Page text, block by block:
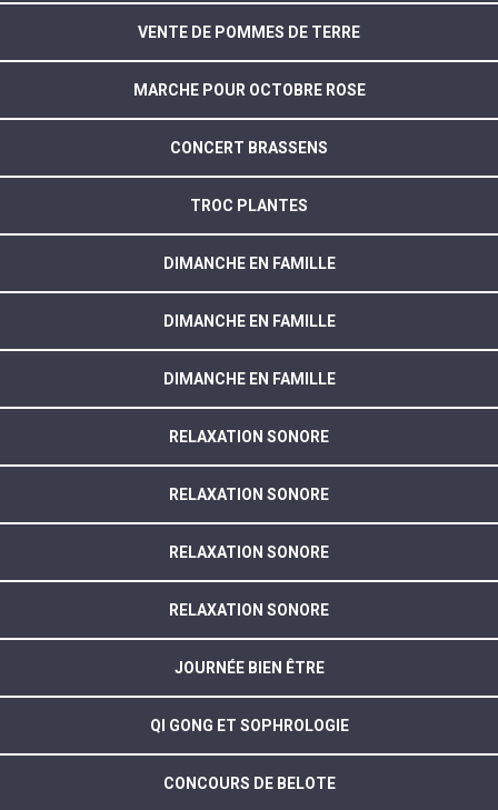
VENTE DE POMMES DE TERRE
MARCHE POUR OCTOBRE ROSE
CONCERT BRASSENS
TROC PLANTES
DIMANCHE EN FAMILLE
DIMANCHE EN FAMILLE
DIMANCHE EN FAMILLE
RELAXATION SONORE
RELAXATION SONORE
RELAXATION SONORE
RELAXATION SONORE
JOURNÉE BIEN ÊTRE
QI GONG ET SOPHROLOGIE
CONCOURS DE BELOTE